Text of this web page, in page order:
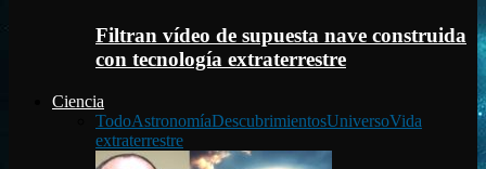
Filtran vídeo de supuesta nave construida
con tecnología extraterrestre
Ciencia
TodoAstronomíaDescubrimientosUniversoVida
extraterrestre